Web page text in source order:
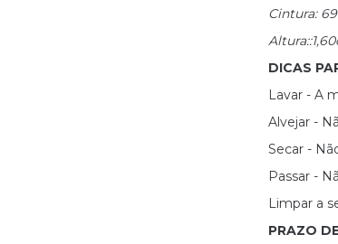
Cintura:
DICAS
Lavar - A
Alvejar -
Secar -
Passar -
Limpar a
PRAZO